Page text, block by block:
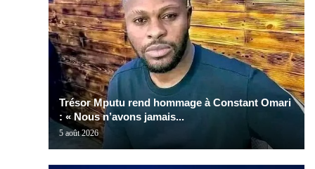
Trésor Mputu rend hommage à Constant Omari
: « Nous n’avons jamais...
5 août 2026